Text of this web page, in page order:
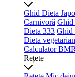
Ghid Dieta
Carnivoră Ghid
Dieta 333 Ghid
Dieta
Calculator BMR
Rețete